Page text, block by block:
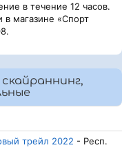
в течение 12 часов.
магазине «Спорт
трейл 2022 - Респ.